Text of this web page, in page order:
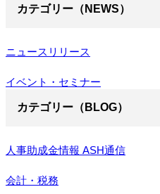
カテゴリー（NEWS）
ニュースリリース
イベント・セミナー
カテゴリー（BLOG）
人事助成金情報 ASH通信
会計・税務